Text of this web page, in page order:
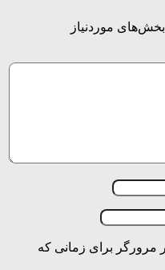
بخش‌های موردنیاز
مرورگر برای زمانی که